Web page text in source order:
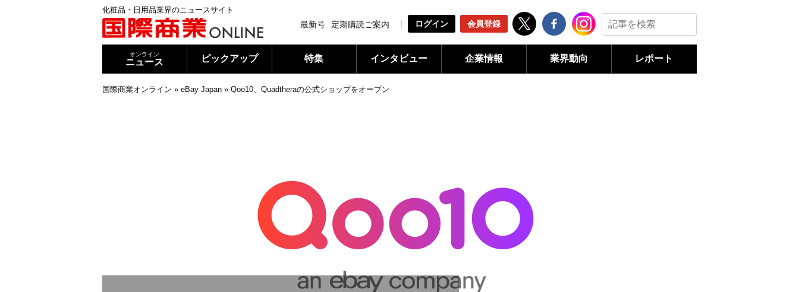
化粧品・日用品業界のニュースサイト
最新号 定期購読ご案内 ログイン 会員登録
オンライン
ニュース ピックアップ 特集 インタビュー 企業情報 業界動向 レポート
国際商業オンライン » eBay Japan » Qoo10、Quadtheraの公式ショップをオープン